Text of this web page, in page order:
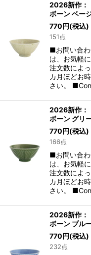
2026新作：
ボーン ベー
770円(税込)
151点
■お問い合
は、お気軽
注文数によ
カ月ほどお
さい。
2026新作：
ボーン グリ
770円(税込)
166点
■お問い合
は、お気軽
注文数によ
カ月ほどお
さい。
2026新作：
ボーン ブル
770円(税込)
232点